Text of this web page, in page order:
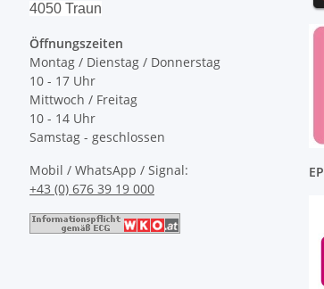
4050 Traun
Öffnungszeiten
Montag / Dienstag / Donnerstag
10 - 17 Uhr
Mittwoch / Freitag
10 - 14 Uhr
Samstag - geschlossen
Mobil / WhatsApp / Signal:
+43 (0) 676 39 19 000